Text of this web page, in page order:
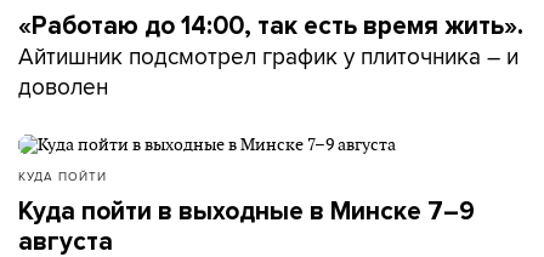
«Работаю до 14:00, так есть время жить».
Айтишник подсмотрел график у плиточника – и
доволен
КУДА ПОЙТИ
Куда пойти в выходные в Минске 7–9
августа